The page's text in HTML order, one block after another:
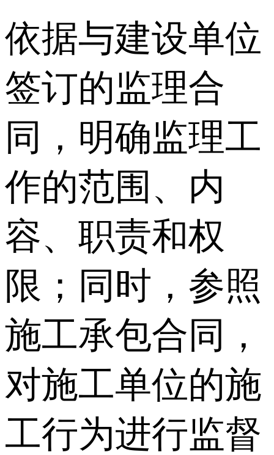
依据与建设单位
签订的监理合
同，明确监理工
作的范围、内
容、职责和权
限；同时，参照
施工承包合同，
对施工单位的施
工行为进行监督